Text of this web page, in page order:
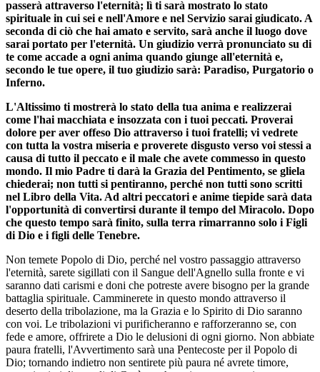
passerà attraverso l'eternità; lì ti sarà mostrato lo stato
spirituale in cui sei e nell'Amore e nel Servizio sarai giudicato. A
seconda di ciò che hai amato e servito, sarà anche il luogo dove
sarai portato per l'eternità. Un giudizio verrà pronunciato su di
te come accade a ogni anima quando giunge all'eternità e,
secondo le tue opere, il tuo giudizio sarà: Paradiso, Purgatorio o
Inferno.
L'Altissimo ti mostrerà lo stato della tua anima e realizzerai
come l'hai macchiata e insozzata con i tuoi peccati. Proverai
dolore per aver offeso Dio attraverso i tuoi fratelli; vi vedrete
con tutta la vostra miseria e proverete disgusto verso voi stessi a
causa di tutto il peccato e il male che avete commesso in questo
mondo. Il mio Padre ti darà la Grazia del Pentimento, se gliela
chiederai; non tutti si pentiranno, perché non tutti sono scritti
nel Libro della Vita. Ad altri peccatori e anime tiepide sarà data
l'opportunità di convertirsi durante il tempo del Miracolo. Dopo
che questo tempo sarà finito, sulla terra rimarranno solo i Figli
di Dio e i figli delle Tenebre.
Non temete Popolo di Dio, perché nel vostro passaggio attraverso
l'eternità, sarete sigillati con il Sangue dell'Agnello sulla fronte e vi
saranno dati carismi e doni che potreste avere bisogno per la grande
battaglia spirituale. Camminerete in questo mondo attraverso il
deserto della tribolazione, ma la Grazia e lo Spirito di Dio saranno
con voi. Le tribolazioni vi purificheranno e rafforzeranno se, con
fede e amore, offrirete a Dio le delusioni di ogni giorno. Non abbiate
paura fratelli, l'Avvertimento sarà una Pentecoste per il Popolo di
Dio; tornando indietro non sentirete più paura né avrete timore,